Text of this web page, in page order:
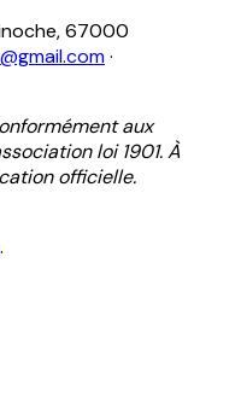
67000
·
aux
loi 1901. À
officielle.
.